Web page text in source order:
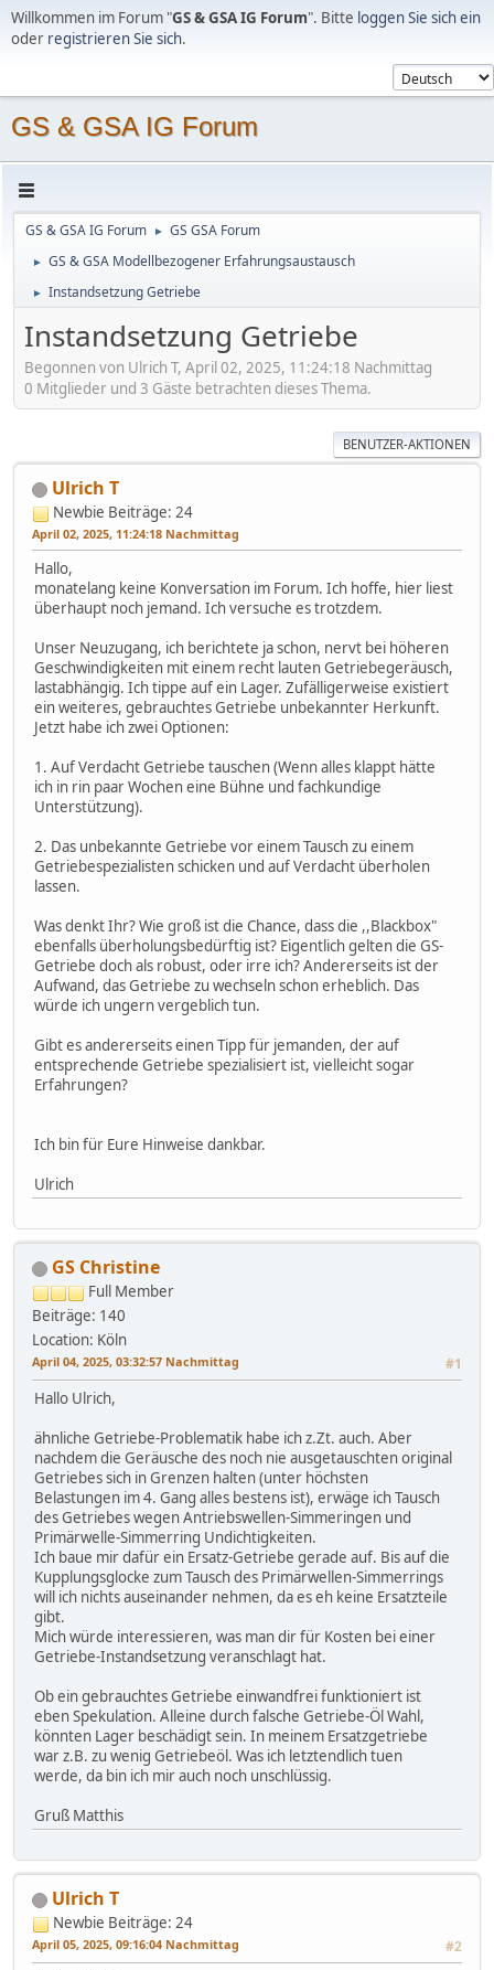
Willkommen im Forum "GS & GSA IG Forum". Bitte loggen Sie sich ein
oder registrieren Sie sich.
GS & GSA IG Forum
GS & GSA IG Forum ► GS GSA Forum
► GS & GSA Modellbezogener Erfahrungsaustausch
► Instandsetzung Getriebe
Instandsetzung Getriebe
Begonnen von Ulrich T, April 02, 2025, 11:24:18 Nachmittag
0 Mitglieder und 3 Gäste betrachten dieses Thema.
BENUTZER-AKTIONEN
Ulrich T
Newbie Beiträge: 24
April 02, 2025, 11:24:18 Nachmittag
Hallo,
monatelang keine Konversation im Forum. Ich hoffe, hier liest
überhaupt noch jemand. Ich versuche es trotzdem.
Unser Neuzugang, ich berichtete ja schon, nervt bei höheren
Geschwindigkeiten mit einem recht lauten Getriebegeräusch,
lastabhängig. Ich tippe auf ein Lager. Zufälligerweise existiert
ein weiteres, gebrauchtes Getriebe unbekannter Herkunft.
Jetzt habe ich zwei Optionen:
1. Auf Verdacht Getriebe tauschen (Wenn alles klappt hätte
ich in rin paar Wochen eine Bühne und fachkundige
Unterstützung).
2. Das unbekannte Getriebe vor einem Tausch zu einem
Getriebespezialisten schicken und auf Verdacht überholen
lassen.
Was denkt Ihr? Wie groß ist die Chance, dass die ,,Blackbox"
ebenfalls überholungsbedürftig ist? Eigentlich gelten die GS-
Getriebe doch als robust, oder irre ich? Andererseits ist der
Aufwand, das Getriebe zu wechseln schon erheblich. Das
würde ich ungern vergeblich tun.
Gibt es andererseits einen Tipp für jemanden, der auf
entsprechende Getriebe spezialisiert ist, vielleicht sogar
Erfahrungen?
Ich bin für Eure Hinweise dankbar.
Ulrich
GS Christine
Full Member
Beiträge: 140
Location: Köln
April 04, 2025, 03:32:57 Nachmittag #1
Hallo Ulrich,
ähnliche Getriebe-Problematik habe ich z.Zt. auch. Aber
nachdem die Geräusche des noch nie ausgetauschten original
Getriebes sich in Grenzen halten (unter höchsten
Belastungen im 4. Gang alles bestens ist), erwäge ich Tausch
des Getriebes wegen Antriebswellen-Simmeringen und
Primärwelle-Simmerring Undichtigkeiten.
Ich baue mir dafür ein Ersatz-Getriebe gerade auf. Bis auf die
Kupplungsglocke zum Tausch des Primärwellen-Simmerrings
will ich nichts auseinander nehmen, da es eh keine Ersatzteile
gibt.
Mich würde interessieren, was man dir für Kosten bei einer
Getriebe-Instandsetzung veranschlagt hat.
Ob ein gebrauchtes Getriebe einwandfrei funktioniert ist
eben Spekulation. Alleine durch falsche Getriebe-Öl Wahl,
könnten Lager beschädigt sein. In meinem Ersatzgetriebe
war z.B. zu wenig Getriebeöl. Was ich letztendlich tuen
werde, da bin ich mir auch noch unschlüssig.
Gruß Matthis
Ulrich T
Newbie Beiträge: 24
April 05, 2025, 09:16:04 Nachmittag #2